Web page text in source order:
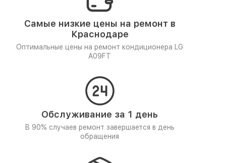
Самые низкие цены на ремонт в
Краснодаре
Оптимальные цены на ремонт кондиционера LG
A09FT
Обслуживание за 1 день
В 90% случаев ремонт завершается в день
обращения